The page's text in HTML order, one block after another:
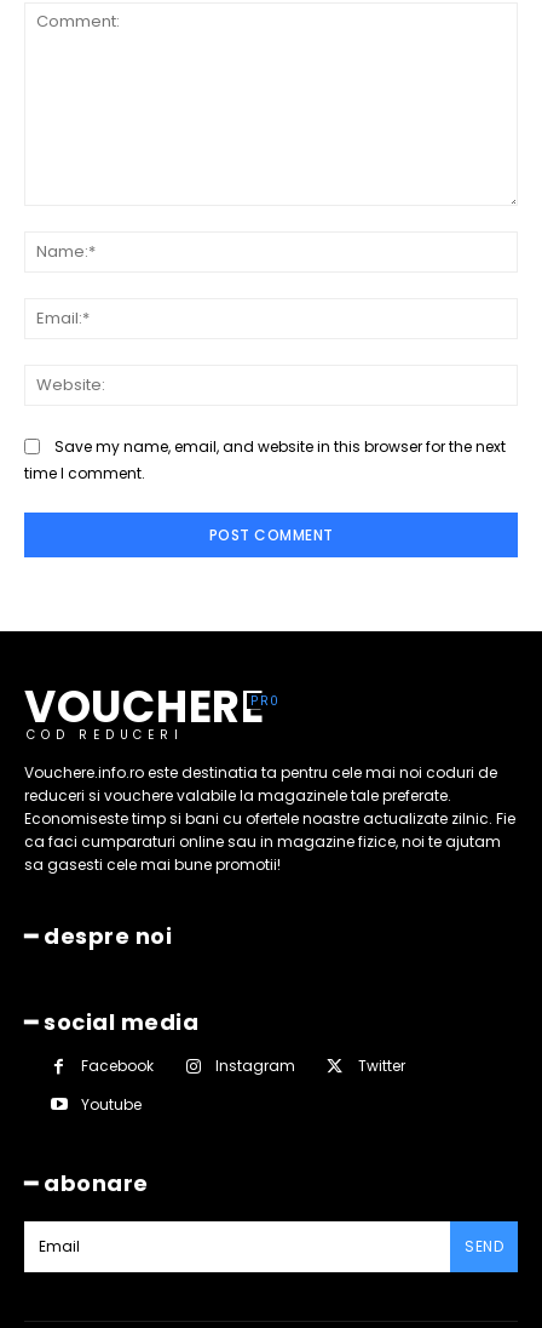
Save my name, email, and website in this browser for the next
time I comment.
VOUCHERE
COD REDUCERI
Vouchere.info.ro este destinatia ta pentru cele mai noi coduri de
reduceri si vouchere valabile la magazinele tale preferate.
Economiseste timp si bani cu ofertele noastre actualizate zilnic. Fie
ca faci cumparaturi online sau in magazine fizice, noi te ajutam
sa gasesti cele mai bune promotii!
━ despre noi
━ social media
Facebook Instagram
Twitter
Youtube
━ abonare
SEND